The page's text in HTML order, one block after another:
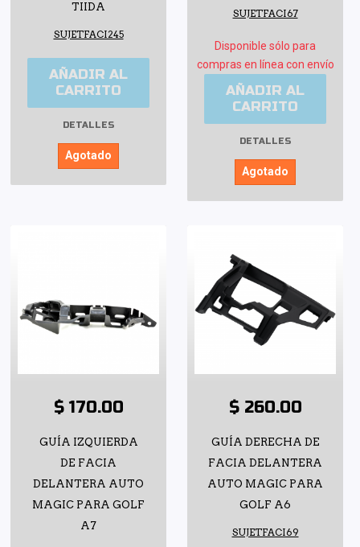
TIIDA
SUJETFACI245
AÑADIR AL
CARRITO
DETALLES
Agotado
SUJETFACI67
Disponible sólo para
compras en línea con envío
AÑADIR AL
CARRITO
DETALLES
Agotado
$ 170.00
GUÍA IZQUIERDA
DE FACIA
DELANTERA AUTO
MAGIC PARA GOLF
A7
$ 260.00
GUÍA DERECHA DE
FACIA DELANTERA
AUTO MAGIC PARA
GOLF A6
SUJETFACI69